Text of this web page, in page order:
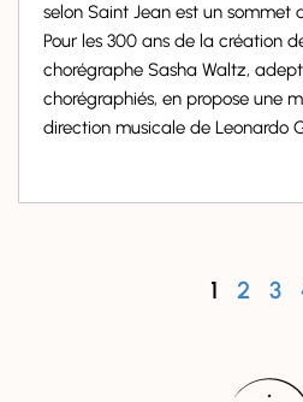
selon Saint Jean est un sommet
Pour les 300 ans de la création
chorégraphe Sasha Waltz,
chorégraphiés, en propose une
direction musicale de Leonardo
1 2 3